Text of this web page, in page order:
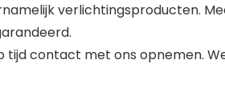
verlichtingsproducten.
tijd contact met ons opnemen.